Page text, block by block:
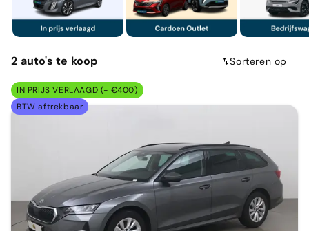
2 auto'ste koop Sorteren op
IN PRIJS VERLAAGD (- €400)
BTW aftrekbaar